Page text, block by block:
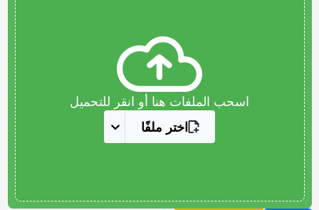
اسحب الملفات هنا أو انقر للتحميل
اختر ملفًا